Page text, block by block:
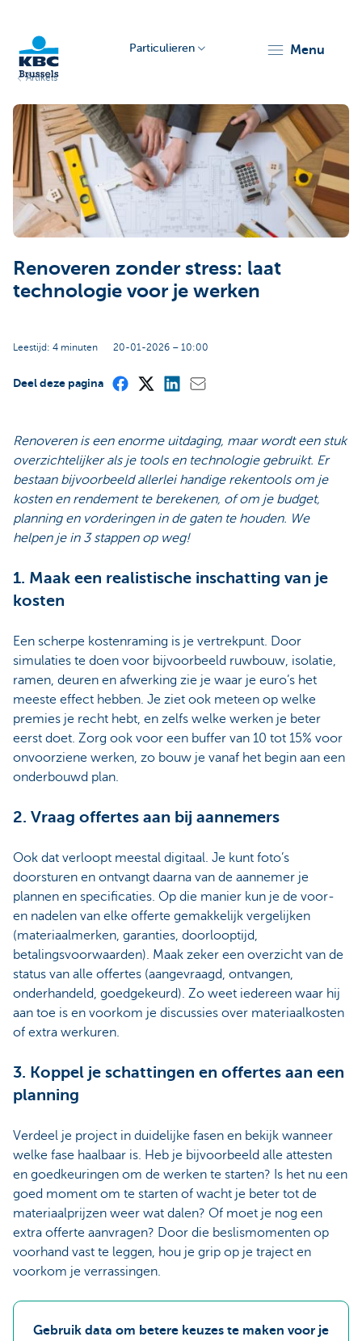
Brussels
Particulieren menu
Artikels
Renoveren zonder stress: laat
technologie voor je werken
Leestijd: 4 minuten 20-01-2026 – 10:00
Deel deze pagina
Renoveren is een enorme uitdaging, maar wordt een stuk
overzichtelijker als je tools en technologie gebruikt. Er
bestaan bijvoorbeeld allerlei handige rekentools om je
kosten en rendement te berekenen, of om je budget,
planning en vorderingen in de gaten te houden. We
helpen je in 3 stappen op weg!
1. Maak een realistische inschatting van je
kosten
Een scherpe kostenraming is je vertrekpunt. Door
simulaties te doen voor bijvoorbeeld ruwbouw, isolatie,
ramen, deuren en afwerking zie je waar je euro’s het
meeste effect hebben. Je ziet ook meteen op welke
premies je recht hebt, en zelfs welke werken je beter
eerst doet. Zorg ook voor een buffer van 10 tot 15% voor
onvoorziene werken, zo bouw je vanaf het begin aan een
onderbouwd plan.
2. Vraag offertes aan bij aannemers
Ook dat verloopt meestal digitaal. Je kunt foto’s
doorsturen en ontvangt daarna van de aannemer je
plannen en specificaties. Op die manier kun je de voor-
en nadelen van elke offerte gemakkelijk vergelijken
(materiaalmerken, garanties, doorlooptijd,
betalingsvoorwaarden). Maak zeker een overzicht van de
status van alle offertes (aangevraagd, ontvangen,
onderhandeld, goedgekeurd). Zo weet iedereen waar hij
aan toe is en voorkom je discussies over materiaalkosten
of extra werkuren.
3. Koppel je schattingen en offertes aan een
planning
Verdeel je project in duidelijke fasen en bekijk wanneer
welke fase haalbaar is. Heb je bijvoorbeeld alle attesten
en goedkeuringen om de werken te starten? Is het nu een
goed moment om te starten of wacht je beter tot de
materiaalprijzen weer wat dalen? Of moet je nog een
extra offerte aanvragen? Door die beslismomenten op
voorhand vast te leggen, hou je grip op je traject en
voorkom je verrassingen.
Gebruik data om betere keuzes te maken voor je